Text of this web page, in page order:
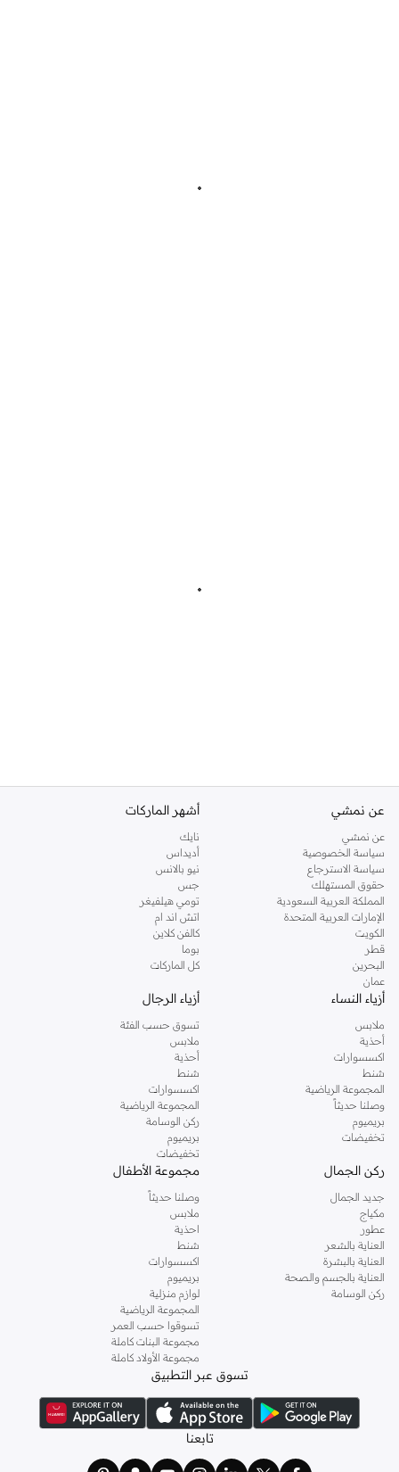
عن نمشي
عن نمشي
سياسة الخصوصية
سياسة الاسترجاع
حقوق المستهلك
المملكة العربية السعودية
الإمارات العربية المتحدة
الكويت
قطر
البحرين
عمان
أشهر الماركات
نايك
أديداس
نيو بالانس
جس
تومي هيلفيغر
اتش اند ام
كالفن كلاين
بوما
كل الماركات
أزياء النساء
ملابس
أحذية
اكسسوارات
شنط
المجموعة الرياضية
وصلنا حديثاً
بريميوم
تخفيضات
أزياء الرجال
تسوق حسب الفئة
ملابس
أحذية
شنط
اكسسوارات
المجموعة الرياضية
ركن الوسامة
بريميوم
تخفيضات
ركن الجمال
جديد الجمال
مكياج
عطور
العناية بالشعر
العناية بالبشرة
العناية بالجسم والصحة
ركن الوسامة
مجموعة الأطفال
وصلنا حديثاً
ملابس
احذية
شنط
اكسسوارات
بريميوم
لوازم منزلية
المجموعة الرياضية
تسوقوا حسب العمر
مجموعة البنات كاملة
مجموعة الأولاد كاملة
تسوق عبر التطبيق
تابعنا